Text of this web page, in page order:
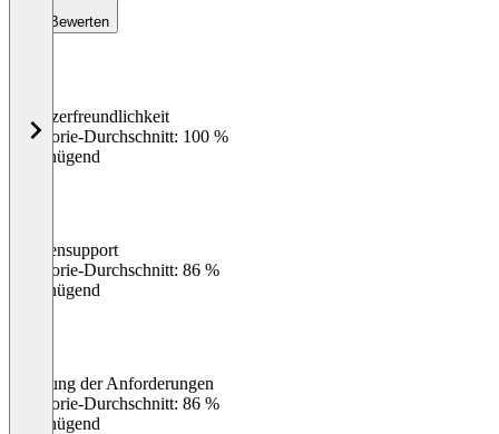
Bewerten
%
Benutzerfreundlichkeit
Kategorie-Durchschnitt: 100 %
Ungenügend
Kundensupport
Kategorie-Durchschnitt: 86 %
Ungenügend
Erfüllung der Anforderungen
Kategorie-Durchschnitt: 86 %
Ungenügend